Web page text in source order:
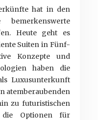
hat in den
Heute geht es
Suiten in Fünf-
Konzepte und
haben die
Luxusunterkunft
atemberaubenden
zu futuristischen
die Optionen für